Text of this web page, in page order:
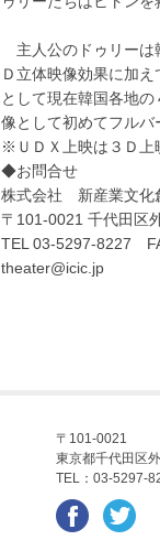
主人公のドゥリーは
Ｄ立体映像効果に加
として現在韓国各地
像として初めてフルバ
※ＵＤＸ上映は３Ｄ上
◆お問合せ
株式会社 新産業文化
〒101-0021 千代田区
TEL 03-5297-8227
theater@icic.jp
〒101-0021
東京都千代田区
TEL：03-5297-